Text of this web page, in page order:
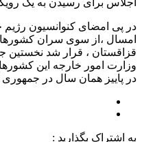
اجلاس برای رسیدن به یک
در پی امضای کنوانسیون رژیم
امسال ،از سوی سران
قزاقستان ، قرار شد
وزارت امور خارجه این
در پاییز همان سال در جمهوری
به اشتراک بگذارید :